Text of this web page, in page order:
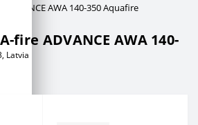
Latvia
ADVANCE AWA 140-350 Aquafire
fire ADVANCE AWA 140-